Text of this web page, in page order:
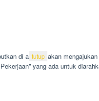
di atas, silakan
yang ada untuk
tutup